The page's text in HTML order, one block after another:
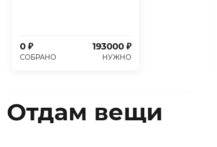
0 ₽ 193000 ₽
СОБРАНО НУЖНО
Отдам вещи